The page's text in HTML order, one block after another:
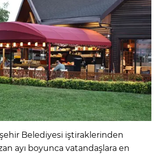
Belediyesi iştiraklerinden
ayı boyunca vatandaşlara en